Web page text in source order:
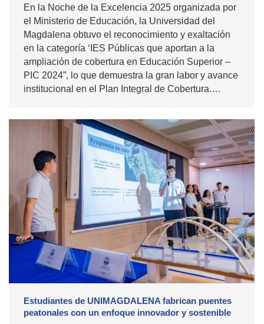
En la Noche de la Excelencia 2025 organizada por
el Ministerio de Educación, la Universidad del
Magdalena obtuvo el reconocimiento y exaltación
en la categoría ‘IES Públicas que aportan a la
ampliación de cobertura en Educación Superior –
PIC 2024”, lo que demuestra la gran labor y avance
institucional en el Plan Integral de Cobertura.…
Estudiantes de UNIMAGDALENA fabrican puentes
peatonales con un enfoque innovador y sostenible